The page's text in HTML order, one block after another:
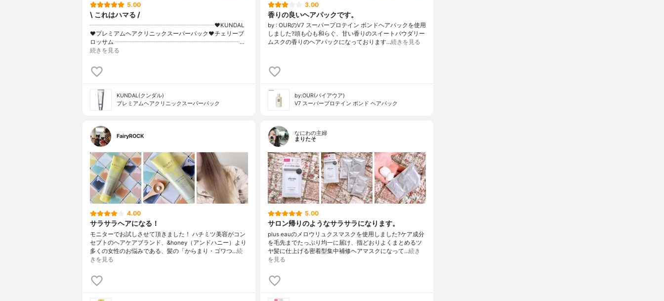
5.00
\ これはハマる /
┈┈┈┈┈┈┈┈┈┈┈┈┈┈┈┈┈┈┈┈┈♥KUNDAL
♥プレミアムヘアクリニックスーパーパック♥チェリーブ
ロッサム ┈┈┈┈┈┈┈┈┈┈┈┈┈┈┈┈┈┈┈┈┈…
続きを見る
KUNDAL(クンダル)
プレミアムヘアクリニックスーパーパック
3.00
香りの良いヘアパックです。
by : OURのV7 スーパープロテイン ボンドヘアパックを使用
しました?頭も心も和らぐ、甘い香りのスイートパウダリー
ムスクの香りのヘアパックになっております…続きを見る
by:OUR(バイアウア)
V7 スーパープロテイン ボンド ヘアパック
FairyROCK
4.00
サラサラヘアになる！
モニターでお試しさせて頂きました！ ハチミツ美容がコン
セプトのヘアケアブランド、&honey（アンドハニー）より
多くの女性のお悩みである、髪の「からまり・ゴワつ…続
きを見る
なにわの主婦
まりたそ
5.00
サロン帰りのようなサラサラになります。
plus eauのメロウリュクスマスクを使用しました?ケア成分
を毛先までたっぷり均一に届け、指どおりよくまとめるツ
ヤ髪に仕上げる密着型集中補修ヘアマスクになって…続き
を見る